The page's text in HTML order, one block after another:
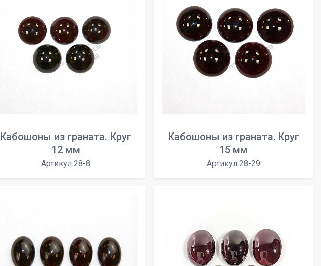
Кабошоны из граната. Круг
12 мм
Артикул 28-8
Кабошоны из граната. Круг
15 мм
Артикул 28-29